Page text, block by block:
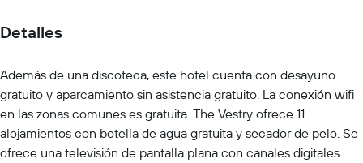
Detalles
Además de una discoteca, este hotel cuenta con desayuno
gratuito y aparcamiento sin asistencia gratuito. La conexión wifi
en las zonas comunes es gratuita. The Vestry ofrece 11
alojamientos con botella de agua gratuita y secador de pelo. Se
ofrece una televisión de pantalla plana con canales digitales.